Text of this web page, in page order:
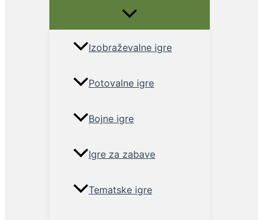
Menu
Izobraževalne igre
Potovalne igre
Bojne igre
Igre za zabave
Tematske igre